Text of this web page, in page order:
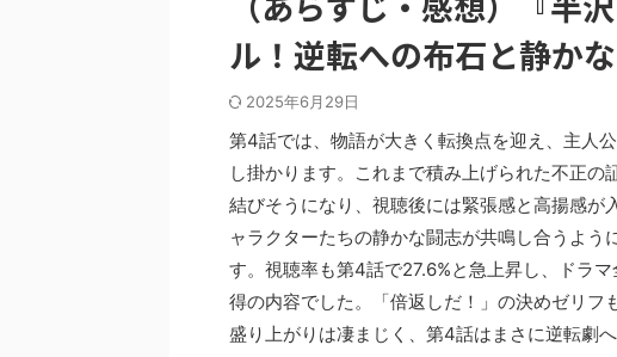
ル！逆転への布石と静か
2025年6月29日
第4話では、物語が大きく転換点を迎え、主人
し掛かります。これまで積み上げられた不正
結びそうになり、視聴後には緊張感と高揚感
ャラクターたちの静かな闘志が共鳴し合うよ
す。視聴率も第4話で27.6%と急上昇し、ドラ
得の内容でした。「倍返しだ！」の決めゼリ
盛り上がりは凄まじく、第4話はまさに逆転劇